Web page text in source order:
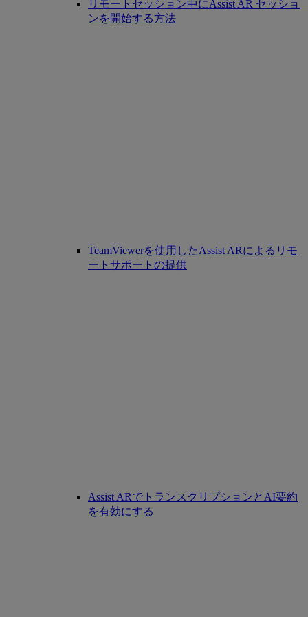
リモートセッション中にAssist AR セッショ
ンを開始する方法
TeamViewerを使用したAssist ARによるリモ
ートサポートの提供
Assist ARでトランスクリプションとAI要約
を有効にする